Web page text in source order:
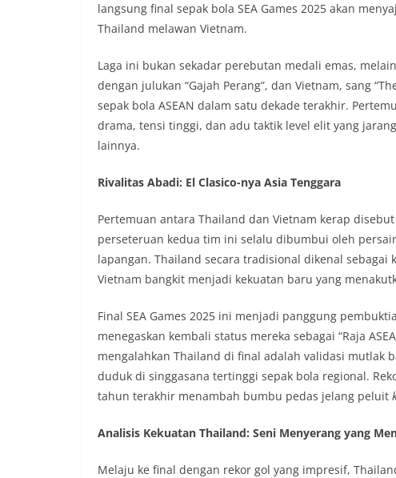
langsung final sepak bola SEA Games 2025 akan
Thailand melawan Vietnam.
Laga ini bukan sekadar perebutan medali emas,
dengan julukan “Gajah Perang”, dan Vietnam, sang
sepak bola ASEAN dalam satu dekade terakhir.
drama, tensi tinggi, dan adu taktik level elit yang
lainnya.
Rivalitas Abadi: El Clasico-nya Asia Tenggara
Pertemuan antara Thailand dan Vietnam kerap disebut
perseteruan kedua tim ini selalu dibumbui oleh
lapangan. Thailand secara tradisional dikenal
Vietnam bangkit menjadi kekuatan baru yang
Final SEA Games 2025 ini menjadi panggung
menegaskan kembali status mereka sebagai “Raja
mengalahkan Thailand di final adalah validasi mutlak
duduk di singgasana tertinggi sepak bola regional.
tahun terakhir menambah bumbu pedas jelang peluit
Analisis Kekuatan Thailand: Seni Menyerang yang
Melaju ke final dengan rekor gol yang impresif,